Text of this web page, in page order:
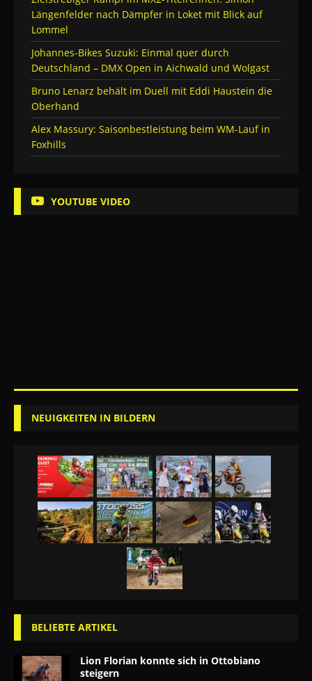
Längenfelder nach Dämpfer in Loket mit Blick auf
Lommel
Johannes-Bikes Suzuki: Einmal quer durch
Deutschland – DMX Open in Aichwald und Wolgast
Bruno Lenarz behält im Duell mit Eddi Haustein die
Oberhand
Alex Massury: Saisonbestleistung beim WM-Lauf in
Foxhills
YOUTUBE VIDEO
NEUIGKEITEN IN BILDERN
BELIEBTE ARTIKEL
Lion Florian konnte sich in Ottobiano
steigern